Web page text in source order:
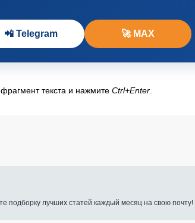
📲 Telegram 🚀 MAX
текста и нажмите Ctrl+Enter
подборку лучших статей каждый месяц на свою почту!